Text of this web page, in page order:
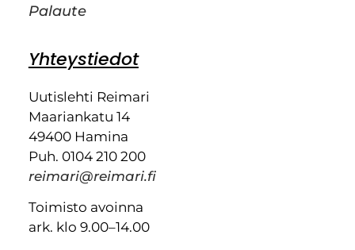
Palaute
Yhteystiedot
Uutislehti Reimari
Maariankatu 14
49400 Hamina
Puh. 0104 210 200
reimari@reimari.fi
Toimisto avoinna
ark. klo 9.00–14.00